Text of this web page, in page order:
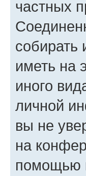
частных
иметь на
иного
личной
вы не
на
помощью